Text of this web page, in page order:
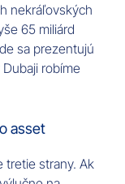
nekráľovských
65 miliárd
sa prezentujú
robíme
asset
tretie strany. Ak